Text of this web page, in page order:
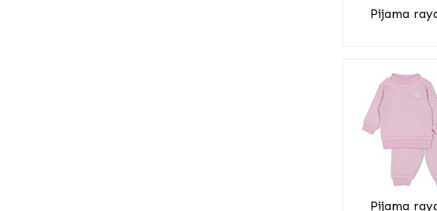
Pijama
Pijama